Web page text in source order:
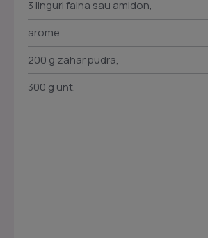
3 linguri faina sau amidon,
arome
200 g zahar pudra,
300 g unt.